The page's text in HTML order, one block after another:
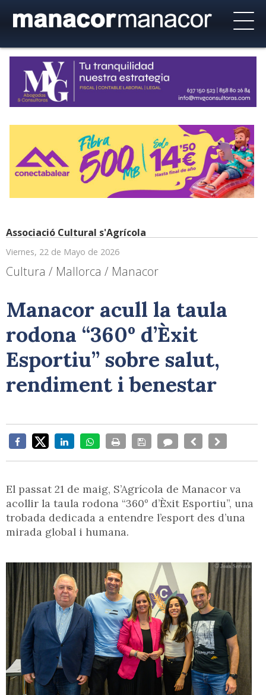
Associació Cultural s'Agrícola
Viernes, 22 de Mayo de 2026
Cultura / Mallorca / Manacor
Manacor acull la taula
rodona “360º d’Èxit
Esportiu” sobre salut,
rendiment i benestar
El passat 21 de maig, S’Agrícola de Manacor va
acollir la taula rodona “360º d’Èxit Esportiu”, una
trobada dedicada a entendre l’esport des d’una
mirada global i humana.